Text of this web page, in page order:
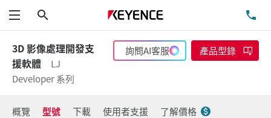
功能表
3D 影像處理開發支
援軟體
LJ
Developer 系列
詢問AI客服 產品型錄
概覽 型號 下載 使用者支援 了解價格